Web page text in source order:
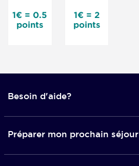
1€ = 0.5
points
1€ = 2
points
Besoin d'aide?
Préparer mon prochain séjour